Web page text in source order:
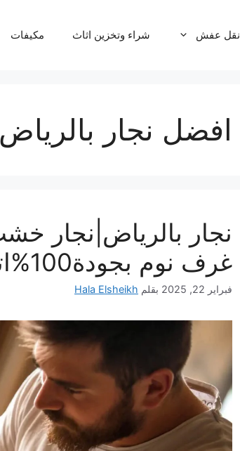
نقل عفش شراء وتخزين اثاث مكيفات
افضل نجار بالریاض
غرف نوم بجودة100%اتصل بنا
فبراير 22, 2025 بقلم Hala Elsheikh